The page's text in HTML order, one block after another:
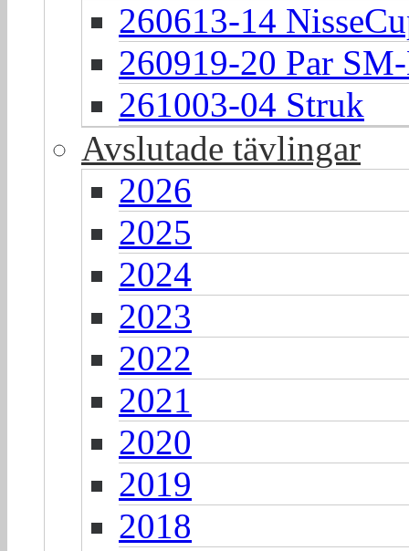
260613-14
260919-20 Par
261003-04 Struk
Avslutade tävlingar
2026
2025
2024
2023
2022
2021
2020
2019
2018